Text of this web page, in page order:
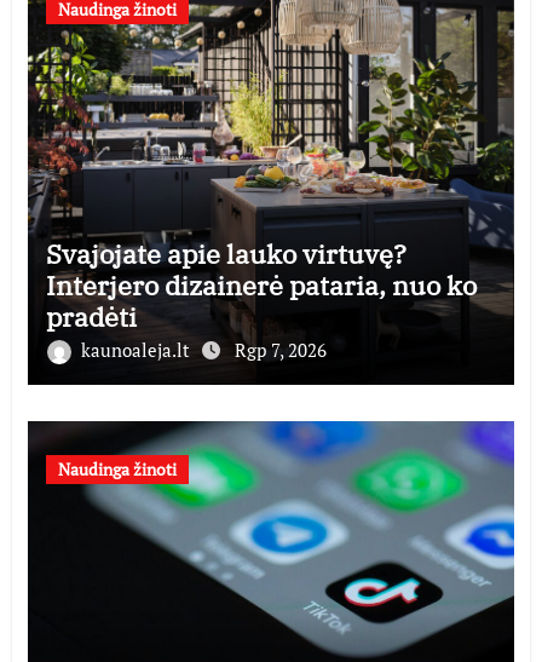
Naudinga žinoti
Svajojate apie lauko virtuvę?
Interjero dizainerė pataria, nuo ko
pradėti
kaunoaleja.lt Rgp 7, 2026
Naudinga žinoti